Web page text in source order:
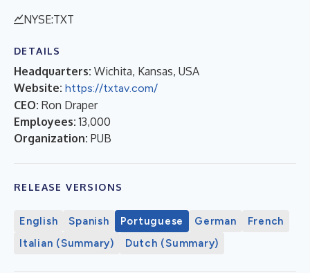
NYSE:TXT
DETAILS
Headquarters: Wichita, Kansas, USA
Website: https://txtav.com/
CEO: Ron Draper
Employees: 13,000
Organization: PUB
RELEASE VERSIONS
English Spanish Portuguese German
French
Italian (Summary)
Dutch (Summary)